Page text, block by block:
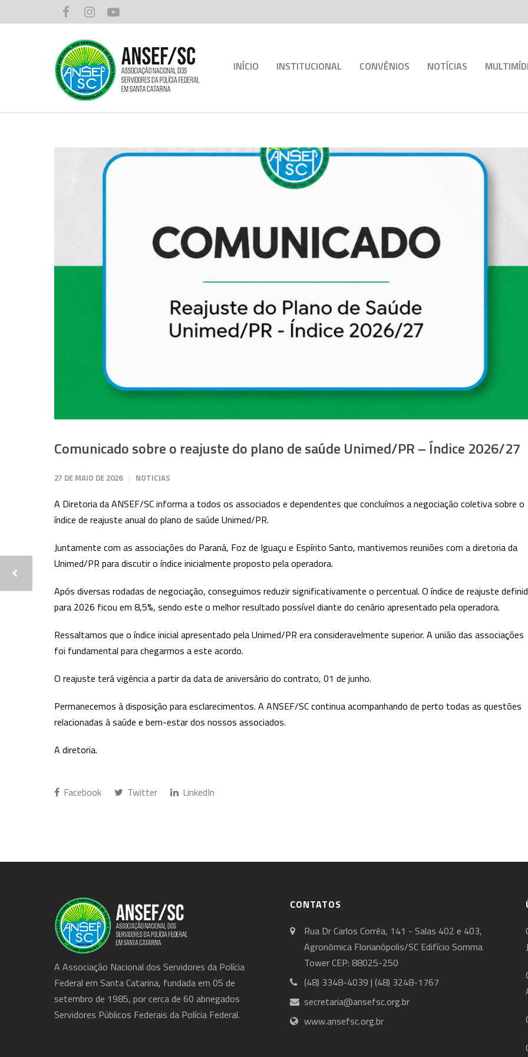
INÍCIO INSTITUCIONAL CONVÊNIOS NOTÍCIAS
Comunicado sobre o reajuste do plano de saúde Unimed/PR – Índice 2026/27
27 DE MAIO DE 2026 NOTICIAS
A Diretoria da ANSEF/SC informa a todos os associados e dependentes que concluímos a negociação coletiva sobre o
índice de reajuste anual do plano de saúde Unimed/PR.
Juntamente com as associações do Paraná, Foz de Iguaçu e Espírito Santo, mantivemos reuniões com a diretoria da
Unimed/PR para discutir o índice inicialmente proposto pela operadora.
Após diversas rodadas de negociação, conseguimos reduzir significativamente o percentual. O índice de reajuste
para 2026 ficou em 8,5%, sendo este o melhor resultado possível diante do cenário apresentado pela operadora.
Ressaltamos que o índice inicial apresentado pela Unimed/PR era consideravelmente superior. A união das associações
foi fundamental para chegarmos a este acordo.
O reajuste terá vigência a partir da data de aniversário do contrato, 01 de junho.
Permanecemos à disposição para esclarecimentos. A ANSEF/SC continua acompanhando de perto todas as questões
relacionadas à saúde e bem-estar dos nossos associados.
A diretoria.
Facebook Twitter LinkedIn
A Associação Nacional dos Servidores da Polícia
Federal em Santa Catarina, fundada em 05 de
setembro de 1985, por cerca de 60 abnegados
Servidores Públicos Federais da Polícia Federal.
CONTATOS
Rua Dr Carlos Corrêa, 141 - Salas 402 e 403,
Agronômica Florianópolis/SC Edifício Somma
Tower CEP: 88025-250
(48) 3348-4039 | (48) 3248-1767
secretaria@ansefsc.org.br
www.ansefsc.org.br